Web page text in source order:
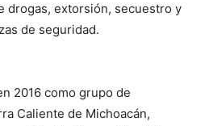
drogas, extorsión, secuestro y
de seguridad.
2016 como grupo de
Caliente de Michoacán,